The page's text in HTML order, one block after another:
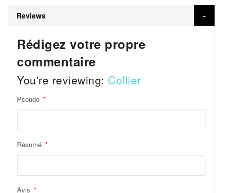
Reviews
Rédigez votre propre
commentaire
You're reviewing: Collier
Pseudo
Résumé
Avis